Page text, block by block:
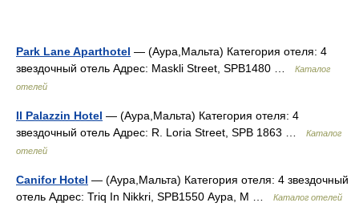
Park Lane Aparthotel — (Аура,Мальта) Категория отеля: 4
звездочный отель Адрес: Maskli Street, SPB1480 …
Каталог
отелей
Il Palazzin Hotel — (Аура,Мальта) Категория отеля: 4
звездочный отель Адрес: R. Loria Street, SPB 1863 …
Каталог
отелей
Canifor Hotel — (Аура,Мальта) Категория отеля: 4 звездочный
отель Адрес: Triq In Nikkri, SPB1550 Аура, М …
Каталог отелей